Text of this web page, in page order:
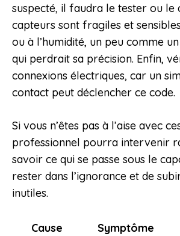
suspecté, il faudra le tester ou le
capteurs sont fragiles et
ou à l’humidité, un peu comme
qui perdrait sa précision. Enfin,
connexions électriques, car un
contact peut déclencher ce code.
Si vous n’êtes pas à l’aise avec
professionnel pourra intervenir
savoir ce qui se passe sous le
rester dans l’ignorance et de
inutiles.
Cause Symptôme